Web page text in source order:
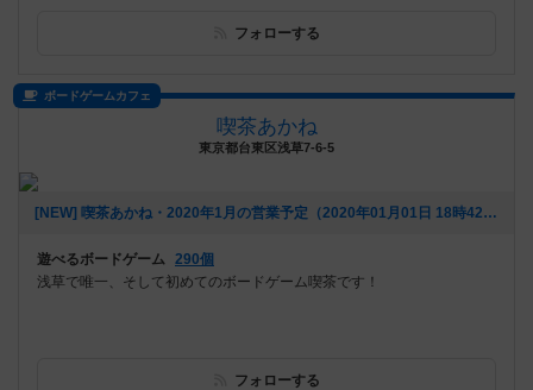
フォローする
ボードゲームカフェ
喫茶あかね
東京都台東区浅草7-6-5
[NEW] 喫茶あかね・2020年1月の営業予定（2020年01月01日 18時42分）
遊べるボードゲーム 290個
浅草で唯一、そして初めてのボードゲーム喫茶です！
フォローする